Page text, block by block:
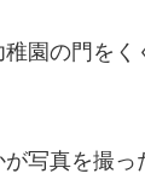
園の門を
写真を撮っ